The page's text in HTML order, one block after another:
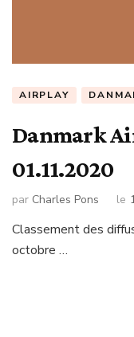
AIRPLAY
Danmark
01.11.2020
par Charles Pons le
Classement des
octobre …